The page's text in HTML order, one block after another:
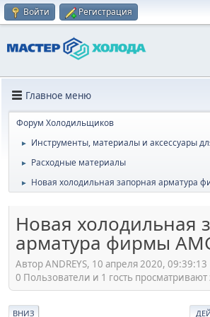
Войти Регистрация
Главное меню
Форум Холодильщиков
► Инструменты, материалы и аксессуары
► Расходные материалы
► Новая холодильная запорная арматура
Новая холодильная
арматура фирмы
Автор ANDREYS, 10 апреля 2020, 09:39:13
0 Пользователи и 1 гость просматривают
ВНИЗ